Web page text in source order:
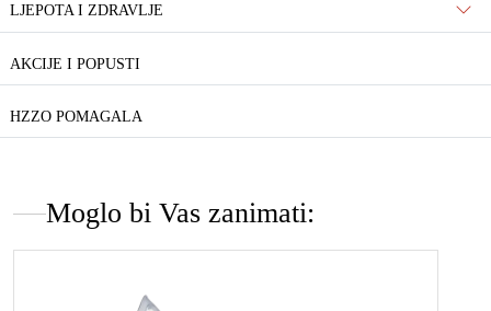
LJEPOTA I ZDRAVLJE
AKCIJE I POPUSTI
HZZO POMAGALA
Moglo bi Vas zanimati: